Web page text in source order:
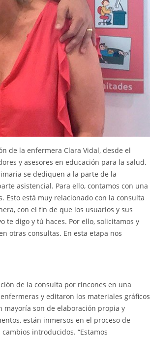
de la enfermera Clara Vidal, desde el
y asesores en educación para la salud.
se dediquen a la parte de la
asistencial. Para ello, contamos con una
está muy relacionado con la consulta
con el fin de que los usuarios y sus
te digo y tú haces. Por ello, solicitamos y
otras consultas. En esta etapa nos
de la consulta por rincones en una
y editaron los materiales gráficos
mayoría son de elaboración propia y
están inmersos en el proceso de
introducidos. “Estamos